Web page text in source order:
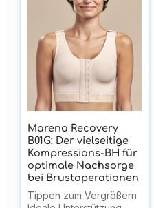
Marena Recovery
B01G: Der vielseitige
Kompressions-BH für
optimale Nachsorge
bei Brustoperationen
Tippen zum Vergrößern